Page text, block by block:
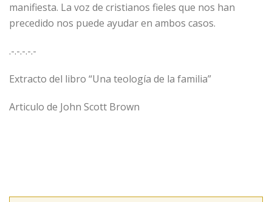
manifiesta. La voz de cristianos fieles que nos han
precedido nos puede ayudar en ambos casos.
.-.-.-.-.-
Extracto del libro “Una teología de la familia”
Articulo de John Scott Brown